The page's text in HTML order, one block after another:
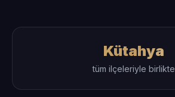
Kütahya
tüm ilçeleriyle birlikte